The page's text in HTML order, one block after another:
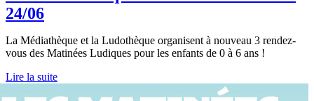
24/06
La Médiathèque et la Ludothèque organisent à nouveau 3 rendez-
vous des Matinées Ludiques pour les enfants de 0 à 6 ans !
Lire la suite